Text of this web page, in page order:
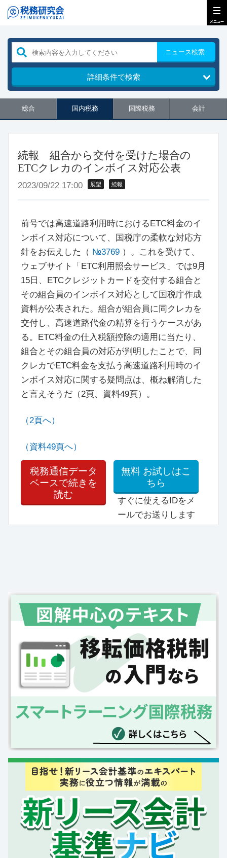
ニュース検索
詳細条件で検索
総合 国内税務 国際税務 会計
続報 組合から交付を受けた場合の
ETCクレカのインボイス対応公表
2023/09/22 17:00 展望 続報
前号では高速道路利用時におけるETC料金のイ
ンボイス対応について、国税庁の柔軟な対応方
針をお伝えした（ №3769 ）。これを受けて、
ウェブサイト「ETC利用照会サービス」では9月
15日、ETCクレジットカードを交付する組合と
その組合員のインボイス対応として国税庁作成
資料が公表された。組合が組合員に同クレカを
交付し、高速道路代金の精算を行うケースがあ
る。ETC料金の仕入税額控除の適用に当たり、
組合とその組合員の対応が判明したことで、同
クレカでETC料金を支払う高速道路利用時のイ
ンボイス対応に関する疑問点は、概ね解消した
と言えそうだ（2頁、資料49頁）。
（2頁へ）
（資料49頁へ）
税務通信データ
ベースで続きを
読む
無料 お試しはこ
ちら
すぐに使えるIDをメ
ールでお送りします